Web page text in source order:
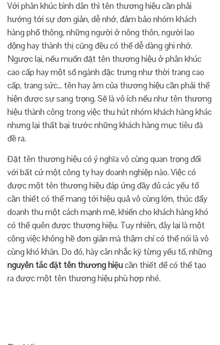
Với phân khúc bình dân thì tên thương hiệu cần phải
hướng tới sự đơn giản, dễ nhớ, đảm bảo nhóm khách
hàng phổ thông, những người ở nông thôn, người lao
động hay thành thị cũng đều có thể dễ dàng ghi nhớ.
Ngược lại, nếu muốn đặt tên thương hiệu ở phân khúc
cao cấp hay một số ngành đặc trưng như thời trang cao
cấp, trang sức… tên hay âm của thương hiệu cần phải thể
hiện được sự sang trọng. Sẽ là vô ích nếu như tên thương
hiệu thành công trong việc thu hút nhóm khách hàng khác
nhưng lại thất bại trước những khách hàng mục tiêu đã
đề ra.
Đặt tên thương hiệu có ý nghĩa vô cùng quan trọng đối
với bất cứ một công ty hay doanh nghiệp nào. Việc có
được một tên thương hiệu đáp ứng đầy đủ các yếu tố
cần thiết có thể mang tới hiệu quả vô cùng lớn, thúc đẩy
doanh thu một cách mạnh mẽ, khiến cho khách hàng khó
có thể quên được thương hiệu. Tuy nhiên, đây lại là một
công việc không hề đơn giản mà thậm chí có thể nói là vô
cùng khó khăn. Do đó, hãy cân nhắc kỹ từng yếu tố, những
nguyên tắc đặt tên thương hiệucần thiết để có thể tạo
ra được một tên thương hiệu phù hợp nhé.